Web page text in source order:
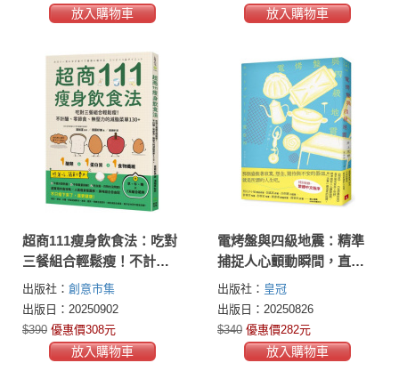
放入購物車 放入購物車
超商111瘦身飲食法：吃對
三餐組合輕鬆瘦！不計
醣、零節食、無壓力的減
脂菜單130+
出版社： 創意市集
出版日：20250902
$390 優惠價308元
放入購物車
電烤盤與四級地震：精準
捕捉人心顫動瞬間，直木
賞作家井上荒野對「活
著」最溫柔的詮釋。
出版社： 皇冠
出版日：20250826
$340 優惠價282元
放入購物車